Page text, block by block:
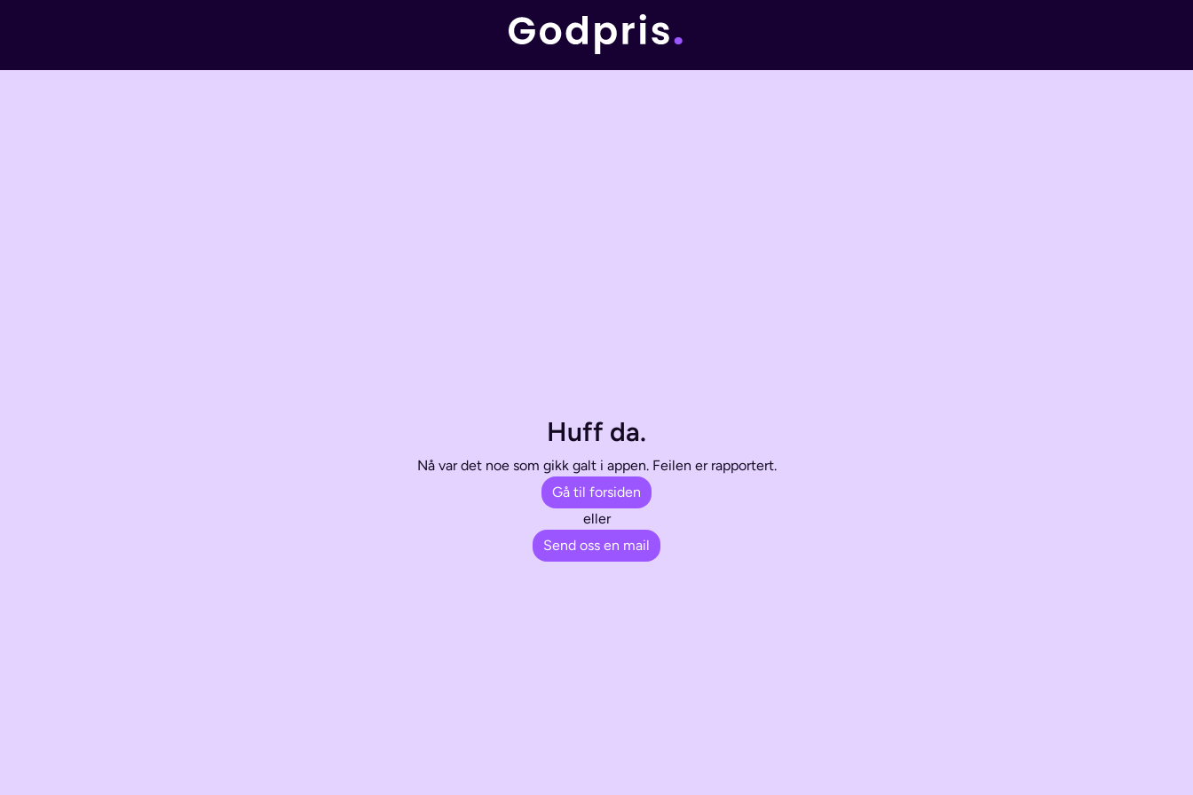
Huff da.
Nå var det noe som gikk galt i appen. Feilen er rapportert.
Gå til forsiden
eller
Send oss en mail